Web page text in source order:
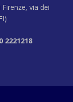
via dei
2221218